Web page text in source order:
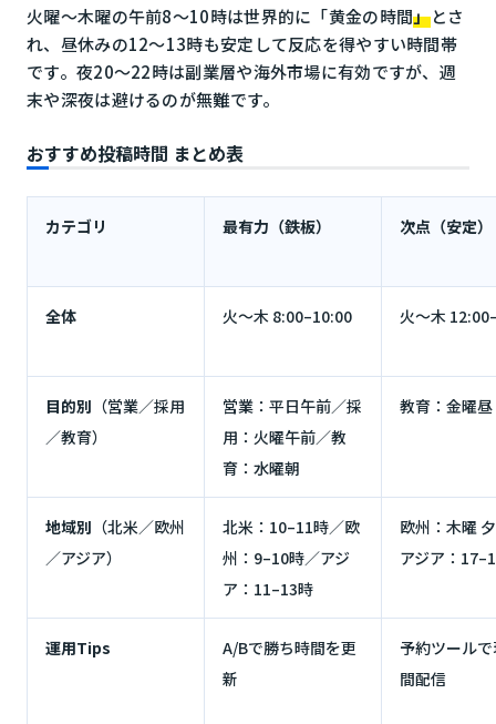
火曜〜木曜の午前8〜10時は世界的に「黄金の時間」とさ
れ、昼休みの12〜13時も安定して反応を得やすい時間帯
です。夜20〜22時は副業層や海外市場に有効ですが、週
末や深夜は避けるのが無難です。
おすすめ投稿時間 まとめ表
カテゴリ 最有力（鉄板） 次点（安定）
全体 火〜木 8:00–10:00 火〜木
目的別 （営業／採用
／教育）
営業：平日午前／採
用：火曜午前／教
育：水曜朝
教育：金曜昼
地域別 （北米／欧州
／アジア）
北米：10–11時／欧
州：9–10時／アジ
ア：11–13時
欧州：木曜
アジア：
運用Tips
A/Bで勝ち時間を更
新
予約ツール
間配信